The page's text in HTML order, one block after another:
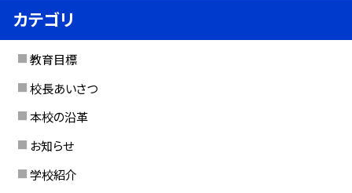
カテゴリ
教育目標
校長あいさつ
本校の沿革
お知らせ
学校紹介